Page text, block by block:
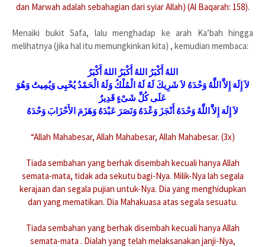
dan Marwah adalah sebahagian dari syiar Allah) (Al Baqarah: 158).
Menaiki bukit Safa, lalu menghadap ke arah Ka’bah hingga
melihatnya (jika hal itu memungkinkan kita) , kemudian membaca:
اللهُ أَكْبَرُ اللهُ أَكْبَرُ اللهُ أَكْبَرُ
لاَ إِلَهَ إِلاَّ اللَّهُ وَحْدَهُ لاَ شَرِيكَ لَهُ لَهُ الْمُلْكُ وَلَهُ الْحَمْدُ يُحْيِى وَيُمِيتُ وَهُوَ
عَلَى كُلِّ شَىْءٍ قَدِيرٌ
لاَ إِلَهَ إِلاَّ اللَّهُ وَحْدَهُ أَنْجَزَ وَعْدَهُ وَنَصَرَ عَبْدَهُ وَهَزَمَ الأَحْزَابَ وَحْدَهُ
“Allah Mahabesar, Allah Mahabesar, Allah Mahabesar. (3x)
Tiada sembahan yang berhak disembah kecuali hanya Allah
semata-mata, tidak ada sekutu bagi-Nya. Milik-Nya lah segala
kerajaan dan segala pujian untuk-Nya. Dia yang menghidupkan
dan yang mematikan. Dia Mahakuasa atas segala sesuatu.
Tiada sembahan yang berhak disembah kecuali hanya Allah
semata-mata . Dialah yang telah melaksanakan janji-Nya,